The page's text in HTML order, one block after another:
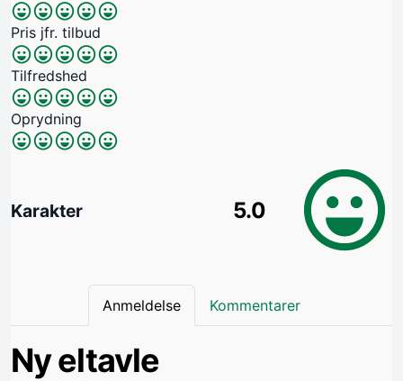
Pris jfr. tilbud
Tilfredshed
Oprydning
Karakter 5.0
Anmeldelse Kommentarer
Ny eltavle